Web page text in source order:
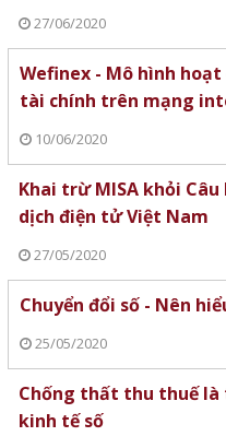
27/06/2020
Wefinex - Mô hình
tài chính trên mạng
10/06/2020
Khai trừ MISA khỏi
dịch điện tử Việt Nam
27/05/2020
Chuyển đổi số - Nên
25/05/2020
Chống thất thu thuế
kinh tế số